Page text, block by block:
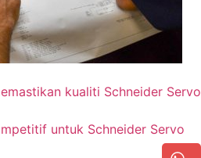
kualiti Schneider Servo
untuk Schneider Servo